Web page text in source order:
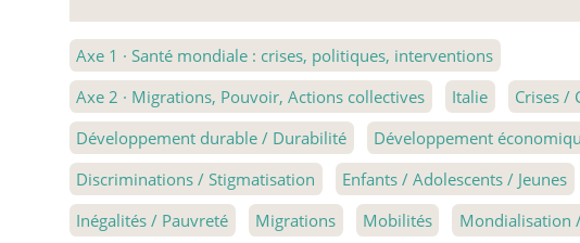
Axe 1 · Santé mondiale : crises, politiques, interventions
Axe 2 · Migrations, Pouvoir, Actions collectives Italie
Crises /
Développement durable / Durabilité
Développement
Discriminations / Stigmatisation
Enfants / Adolescents / Jeunes
Inégalités / Pauvreté
Migrations Mobilités
Mondialisation